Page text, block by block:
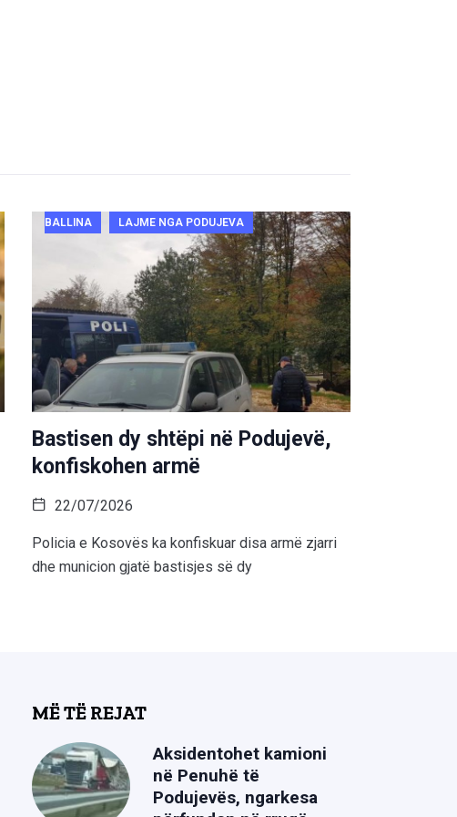
BALLINA LAJME NGA PODUJEVA
Bastisen dy shtëpi në Podujevë,
konfiskohen armë
22/07/2026
Policia e Kosovës ka konfiskuar disa armë zjarri
dhe municion gjatë bastisjes së dy
MË TË REJAT
Aksidentohet kamioni
në Penuhë të
Podujevës, ngarkesa